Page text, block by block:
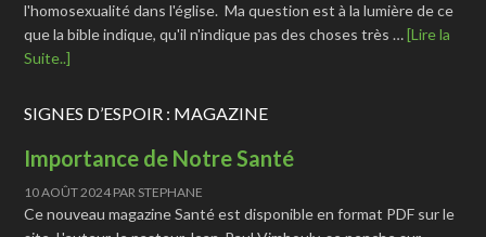
l'homosexualité dans l'église. Ma question est à la lumière de ce
que la bible indique, qu'il n'indique pas des choses très …[Lire la
Suite..]
SIGNES D’ESPOIR : MAGAZINE
Importance de Notre Santé
10 AOÛT 2024PAR STEPHANE
Ce nouveau magazine Santé est disponible en format PDF sur le